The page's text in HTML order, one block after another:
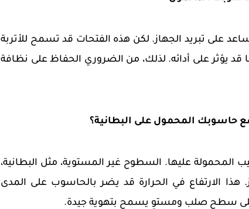
على تبريد الجهاز. لكن هذه الفتحات قد تسمح للأتربة
قد يؤثر على أدائه. لذلك، من الضروري الحفاظ على نظافة
عليها. السطوح غير المستوية، مثل البطانية،
هذا الارتفاع في الحرارة قد يضر بالحاسوب على المدى
على سطح صلب ومستوٍ يسمح بتهوية جيدة.